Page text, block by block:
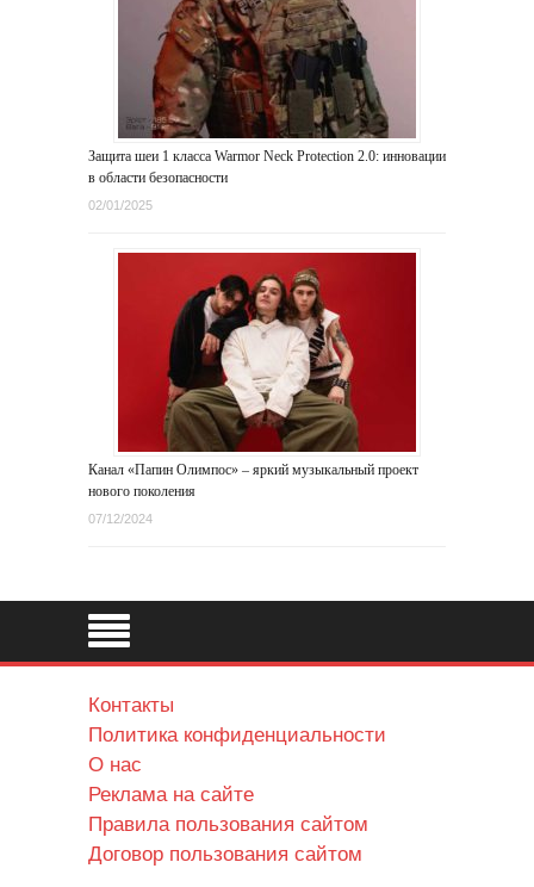
Защита шеи 1 класса Warmor Neck Protection 2.0: инновации
в области безопасности
02/01/2025
Канал «Папин Олимпос» – яркий музыкальный проект
нового поколения
07/12/2024
Контакты
Политика конфиденциальности
О нас
Реклама на сайте
Правила пользования сайтом
Договор пользования сайтом